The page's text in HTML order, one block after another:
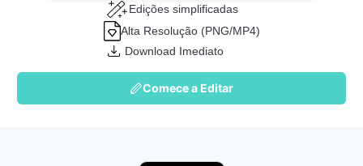
Edições simplificadas
Alta Resolução (PNG/MP4)
Download Imediato
Comece a Editar